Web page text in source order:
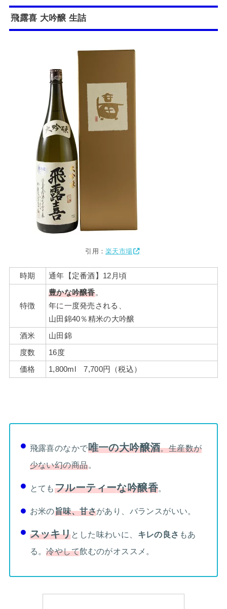
飛露喜 大吟醸 生詰
引用：楽天市場
時期 通年【定番酒】12月頃
特徴
豊かな吟醸香。
年に一度発売される、
山田錦40％精米の大吟醸
酒米 山田錦
度数 16度
価格 1,800ml 7,700円（税込）
飛露喜のなかで唯一の大吟醸酒。生産数が
少ない幻の商品。
とてもフルーティーな吟醸香。
お米の旨味、甘さがあり、バランスがいい。
スッキリとした味わいに、 キレの良さ もあ
る。冷やして飲むのがオススメ。